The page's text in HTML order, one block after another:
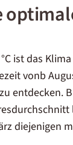
ist das
vonb
entdecken.
diejenigen